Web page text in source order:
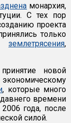
монархия,
С тех пор
проекта
только
землетрясения,
новой
, которые много
времени
года, после
силой.